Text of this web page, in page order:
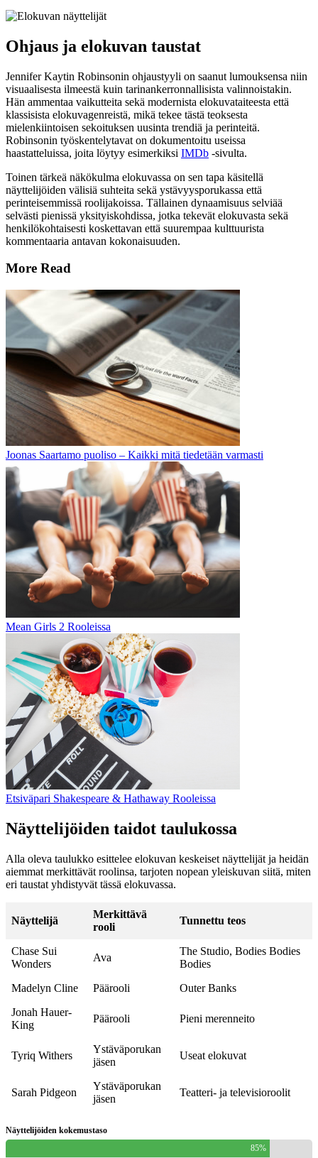
Ohjaus ja elokuvan taustat
Jennifer Kaytin Robinsonin ohjaustyyli on saanut lumouksensa niin
visuaalisesta ilmeestä kuin tarinankerronnallisista valinnoistakin.
Hän ammentaa vaikutteita sekä modernista elokuvataiteesta että
klassisista elokuvagenreistä, mikä tekee tästä teoksesta
mielenkiintoisen sekoituksen uusinta trendiä ja perinteitä.
Robinsonin työskentelytavat on dokumentoitu useissa
haastatteluissa, joita löytyy esimerkiksi IMDb -sivulta.
Toinen tärkeä näkökulma elokuvassa on sen tapa käsitellä
näyttelijöiden välisiä suhteita sekä ystävyysporukassa että
perinteisemmissä roolijakoissa. Tällainen dynaamisuus selviää
selvästi pienissä yksityiskohdissa, jotka tekevät elokuvasta sekä
henkilökohtaisesti koskettavan että suurempaa kulttuurista
kommentaaria antavan kokonaisuuden.
More Read
Joonas Saartamo puoliso – Kaikki mitä tiedetään varmasti
Mean Girls 2 Rooleissa
Etsiväpari Shakespeare & Hathaway Rooleissa
Näyttelijöiden taidot taulukossa
Alla oleva taulukko esittelee elokuvan keskeiset näyttelijät ja heidän
aiemmat merkittävät roolinsa, tarjoten nopean yleiskuvan siitä, miten
eri taustat yhdistyvät tässä elokuvassa.
Näyttelijä
Merkittävä
rooli
Tunnettu teos
Chase Sui
Wonders
Ava
The Studio, Bodies Bodies
Bodies
Madelyn Cline
Päärooli
Outer Banks
Jonah Hauer-
King
Päärooli Pieni merenneito
Tyriq Withers
Ystäväporukan
jäsen
Useat elokuvat
Sarah Pidgeon
Ystäväporukan
jäsen
Teatteri- ja televisioroolit
Näyttelijöiden kokemustaso
85%